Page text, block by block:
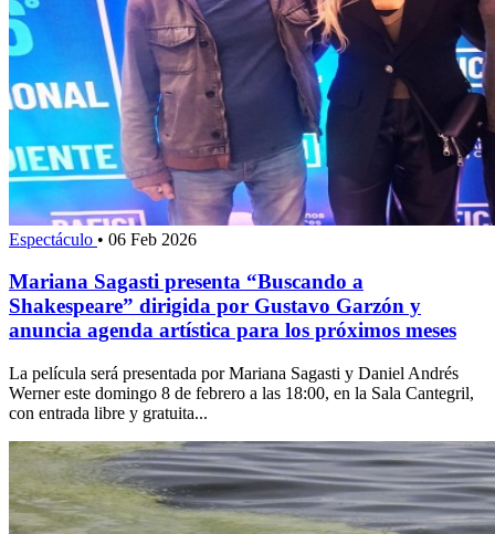
Espectáculo • 06 Feb 2026
Mariana Sagasti presenta “Buscando a
Shakespeare” dirigida por Gustavo Garzón y
anuncia agenda artística para los próximos meses
La película será presentada por Mariana Sagasti y Daniel Andrés
Werner este domingo 8 de febrero a las 18:00, en la Sala Cantegril,
con entrada libre y gratuita...